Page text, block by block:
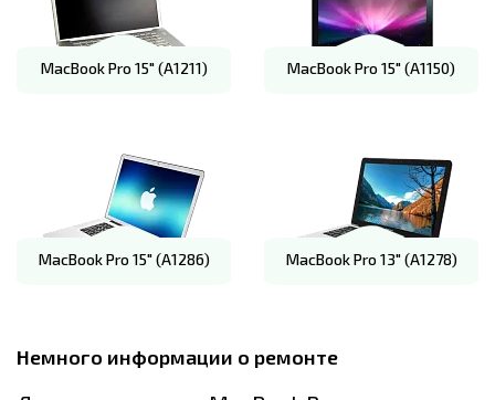
MacBook Pro 15" (A1211) MacBook Pro 15" (A1150)
MacBook Pro 15" (A1286) MacBook Pro 13" (A1278)
Немного информации о ремонте